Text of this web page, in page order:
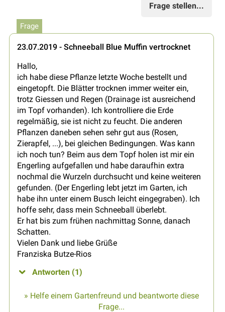
Frage stellen...
Frage
23.07.2019 - Schneeball Blue Muffin vertrocknet
Hallo,
ich habe diese Pflanze letzte Woche bestellt und
eingetopft. Die Blätter trocknen immer weiter ein,
trotz Giessen und Regen (Drainage ist ausreichend
im Topf vorhanden). Ich kontrolliere die Erde
regelmäßig, sie ist nicht zu feucht. Die anderen
Pflanzen daneben sehen sehr gut aus (Rosen,
Zierapfel, ...), bei gleichen Bedingungen. Was kann
ich noch tun? Beim aus dem Topf holen ist mir ein
Engerling aufgefallen und habe daraufhin extra
nochmal die Wurzeln durchsucht und keine weiteren
gefunden. (Der Engerling lebt jetzt im Garten, ich
habe ihn unter einem Busch leicht eingegraben). Ich
hoffe sehr, dass mein Schneeball überlebt.
Er hat bis zum frühen nachmittag Sonne, danach
Schatten.
Vielen Dank und liebe Grüße
Franziska Butze-Rios
Antworten (1)
» Helfe einem Gartenfreund und beantworte diese
Frage...